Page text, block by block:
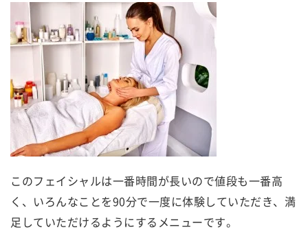
このフェイシャルは一番時間が長いので値段も一番高
く、いろんなことを90分で一度に体験していただき、満
足していただけるようにするメニューです。